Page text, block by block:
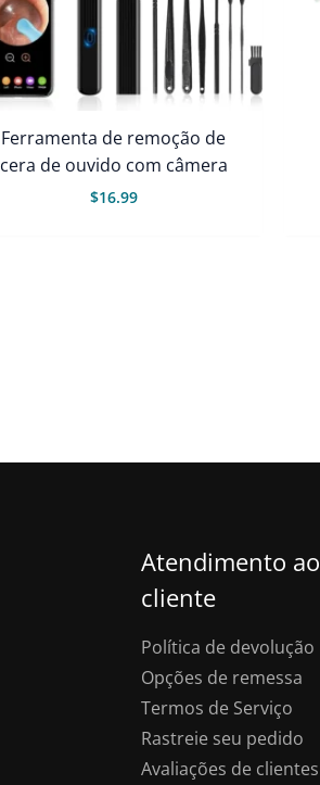
Ferramenta de remoção de
cera de ouvido com câmera
$16.99
Atendimento ao
cliente
Política de devolução
Opções de remessa
Termos de Serviço
Rastreie seu pedido
Avaliações de clientes